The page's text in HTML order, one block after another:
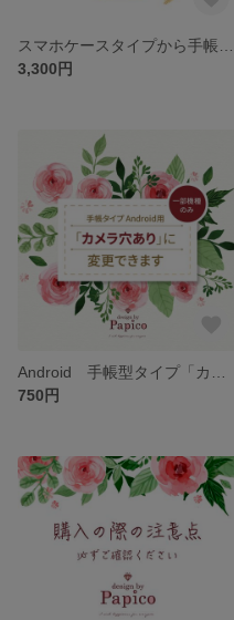
3,300円
750円